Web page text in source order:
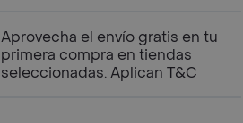
Aprovecha el envío gratis en tu
primera compra en tiendas
seleccionadas. Aplican T&C